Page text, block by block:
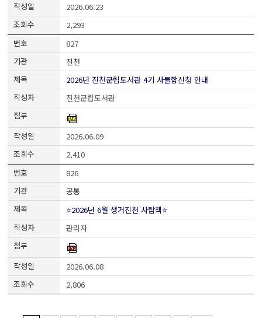
2026.06.23
2,293
827
진천
2026년 진천군립도서관 4기 사물함신청 안내
진천군립도서관
2026.06.09
2,410
826
공통
⭐2026년 6월 생거진천 사람책⭐
관리자
2026.06.08
2,806